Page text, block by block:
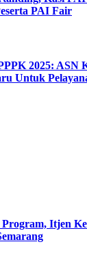
PAI Fair
2025: ASN
Untuk
Itjen